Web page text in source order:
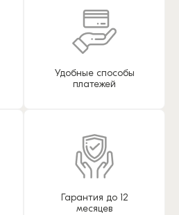
Удобные способы
платежей
Гарантия до 12
месяцев